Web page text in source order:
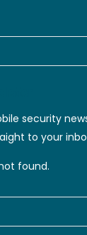
security
to your
found.